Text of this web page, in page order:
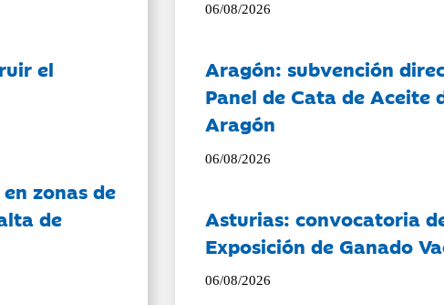
el
zonas de
de
06/08/2026
Aragón: subvención
Panel de Cata de Aceite
Aragón
06/08/2026
Asturias: convocatoria
Exposición de Ganado
06/08/2026